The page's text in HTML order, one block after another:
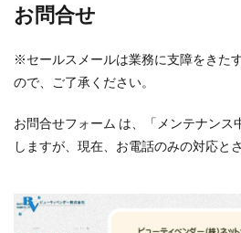
お問合せ
※セールスメールは業務に支障をきた
ので、ご了承ください。
お問合せフォーム は、「メンテナンス
しますが、現在、お電話のみの対応と